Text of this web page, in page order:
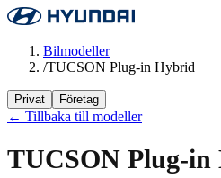
Bilmodeller
/TUCSON Plug-in Hybrid
Privat Företag
← Tillbaka till modeller
TUCSON Plug-